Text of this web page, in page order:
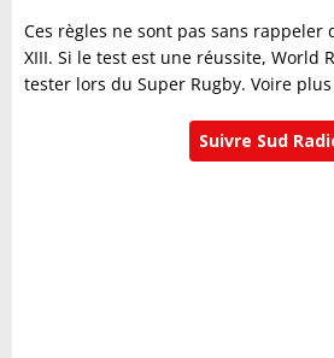
Ces règles ne sont pas sans rappeler
XIII. Si le test est une réussite, World
tester lors du Super Rugby. Voire plus
Suivre Sud